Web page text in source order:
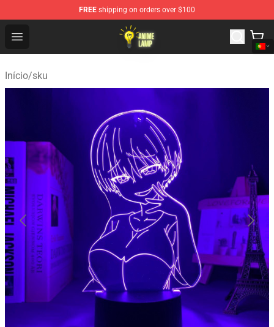
FREE shipping on orders over $100
Open menu
Anime Lamp Shop - The Best Store of Anime Lamp
Início/sku